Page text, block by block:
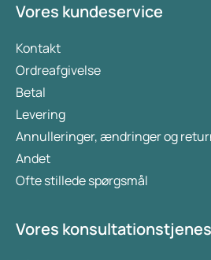
Vores kundeservice
Kontakt
Ordreafgivelse
Betal
Levering
Annulleringer, ændringer og
Andet
Ofte stillede spørgsmål
Vores